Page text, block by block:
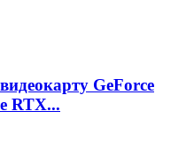
GeForce
RTX...